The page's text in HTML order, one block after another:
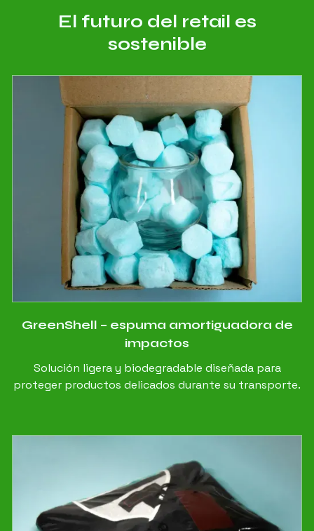
El futuro del retail es
sostenible
GreenShell – espuma amortiguadora de
impactos
Solución ligera y biodegradable diseñada para
proteger productos delicados durante su transporte.